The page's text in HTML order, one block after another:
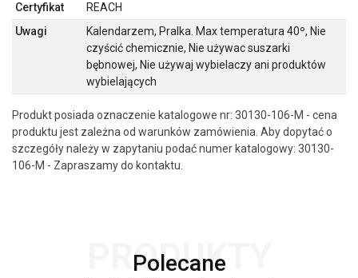
Certyfikat
REACH
Uwagi
Kalendarzem, Pralka. Max temperatura 40º, Nie
czyścić chemicznie, Nie używac suszarki
bębnowej, Nie używaj wybielaczy ani produktów
wybielających
Produkt posiada oznaczenie katalogowe nr: 30130-106-M - cena
produktu jest zależna od warunków zamówienia. Aby dopytać o
szczegóły należy w zapytaniu podać numer katalogowy: 30130-
106-M - Zapraszamy do kontaktu.
Polecane
PRODUKTY